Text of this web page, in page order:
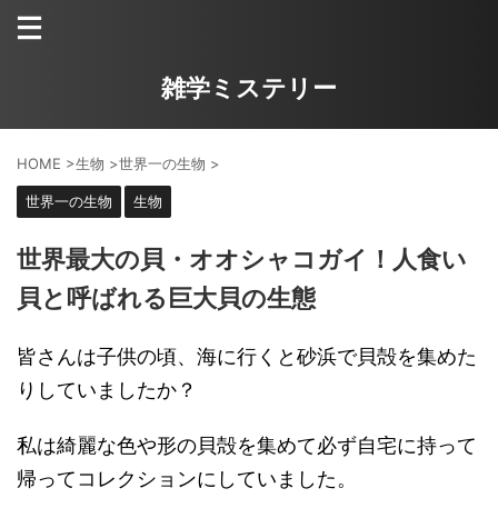
雑学ミステリー
HOME >生物 >世界一の生物 >
世界一の生物 生物
世界最大の貝・オオシャコガイ！人食い
貝と呼ばれる巨大貝の生態
皆さんは子供の頃、海に行くと砂浜で貝殻を集めた
りしていましたか？
私は綺麗な色や形の貝殻を集めて必ず自宅に持って
帰ってコレクションにしていました。